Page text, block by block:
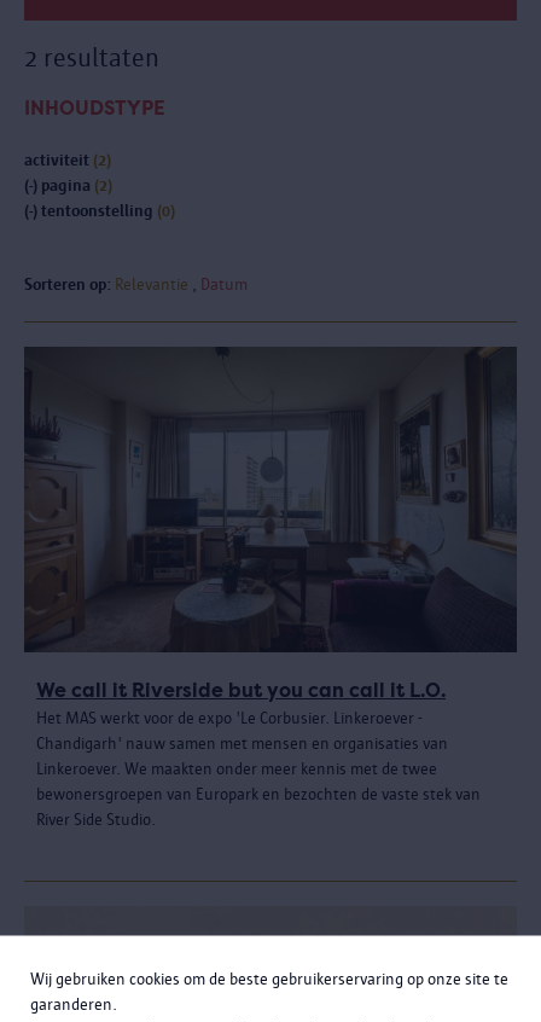
Wij gebruiken cookies om de beste gebruikerservaring op onze site te
garanderen.
2 resultaten
INHOUDSTYPE
activiteit (2)
(-) pagina (2)
(-) tentoonstelling (0)
Sorteren op: Relevantie Datum
We call it Riverside but you can call it L.O.
Het MAS werkt voor de expo 'Le Corbusier. Linkeroever -
Chandigarh' nauw samen met mensen en organisaties van
Linkeroever. We maakten onder meer kennis met de twee
bewonersgroepen van Europark en bezochten de vaste stek van
River Side Studio.